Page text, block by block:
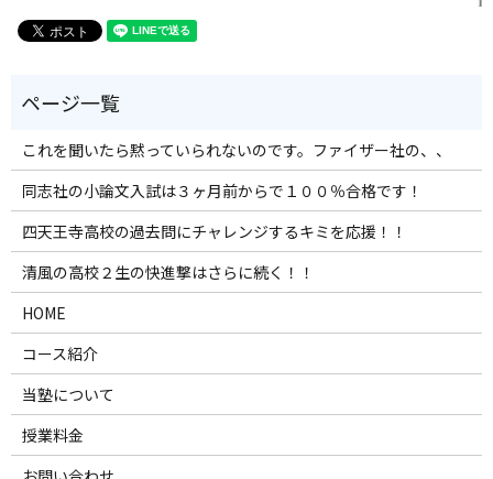
これを聞いたら黙っていられないのです。ファイザー社の、、
同志社の小論文入試は３ヶ月前からで１００％合格です！
四天王寺高校の過去問にチャレンジするキミを応援！！
清風の高校２生の快進撃はさらに続く！！
HOME
コース紹介
当塾について
授業料金